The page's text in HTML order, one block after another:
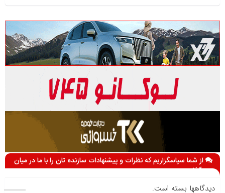
از شما سپاسگزاریم که نظرات و پیشنهادات سازنده تان را با ما در میان
می گذارید
دیدگاهها بسته است.